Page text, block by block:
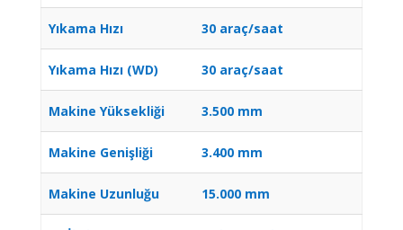
Yıkama Hızı 30 araç/saat
Yıkama Hızı (WD) 30 araç/saat
Makine Yüksekliği 3.500 mm
Makine Genişliği 3.400 mm
Makine Uzunluğu 15.000 mm